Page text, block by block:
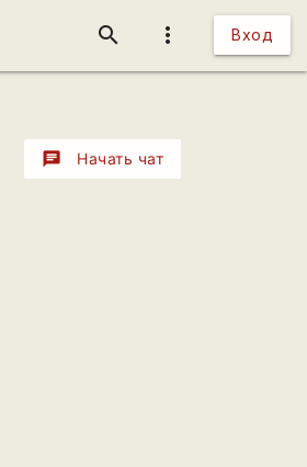
more_vert Вход
search
chat Начать чат